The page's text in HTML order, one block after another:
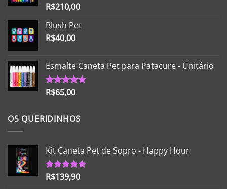
Avaliação
R$210,00
Blush Pet
R$40,00
Esmalte Caneta Pet para Patacure - Unitário
Avaliação
R$65,00
OS QUERIDINHOS
Kit Caneta Pet de Sopro - Happy Hour
Avaliação
R$139,90